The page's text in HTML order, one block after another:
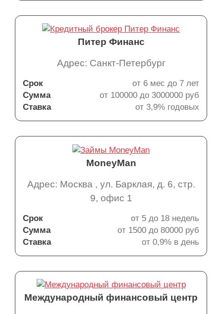
Питер Финанс
Адрес: Санкт-Петербург
Срок
от 6 мес до 7 лет
Сумма
от 100000 до 3000000 руб
Ставка
от 3,9% годовых
MoneyMan
Адрес: Москва , ул. Барклая, д. 6, стр.
9, офис 1
Срок
от 5 до 18 недель
Сумма
от 1500 до 80000 руб
Ставка
от 0,9% в день
Международный финансовый центр